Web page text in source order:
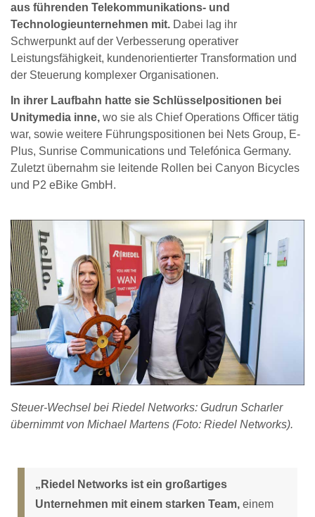
aus führenden Telekommunikations- und
Technologieunternehmen mit. Dabei lag ihr
Schwerpunkt auf der Verbesserung operativer
Leistungsfähigkeit, kundenorientierter Transformation und
der Steuerung komplexer Organisationen.
In ihrer Laufbahn hatte sie Schlüsselpositionen bei
Unitymedia inne, wo sie als Chief Operations Officer tätig
war, sowie weitere Führungspositionen bei Nets Group, E-
Plus, Sunrise Communications und Telefónica Germany.
Zuletzt übernahm sie leitende Rollen bei Canyon Bicycles
und P2 eBike GmbH.
Steuer-Wechsel bei Riedel Networks: Gudrun Scharler
übernimmt von Michael Martens (Foto: Riedel Networks).
„Riedel Networks ist ein großartiges
Unternehmen mit einem starken Team, einem